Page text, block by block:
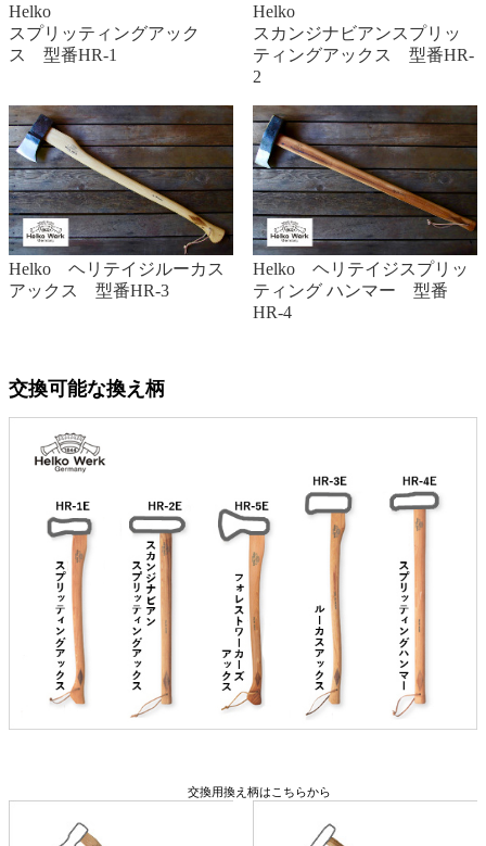
Helko
スプリッティングアック
ス 型番HR-1
Helko
スカンジナビアンスプリッ
ティングアックス 型番HR-
2
Helko ヘリテイジルーカス
アックス 型番HR-3
Helko ヘリテイジスプリッ
ティング ハンマー 型番
HR-4
交換可能な換え柄
交換用換え柄はこちらから